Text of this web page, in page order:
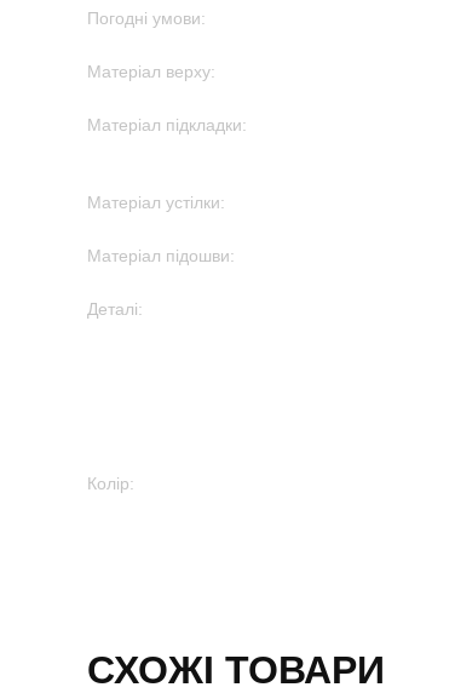
Погодні умови:
Матеріал верху:
Матеріал підкладки:
Матеріал устілки:
Матеріал підошви:
Деталі:
Колір:
СХОЖІ ТОВАРИ